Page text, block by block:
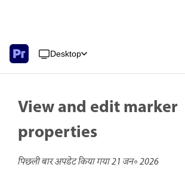
Desktop
View and edit marker
properties
पिछली बार अपडेट किया गया21 जन॰ 2026